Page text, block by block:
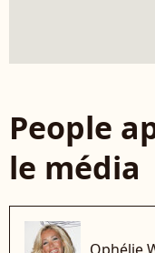
People
le média